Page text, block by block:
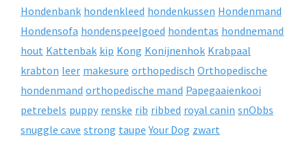
Hondenbank hondenkleed hondenkussen Hondenmand
Hondensofa hondenspeelgoed hondentas hondnemand
hout Kattenbak kip Kong Konijnenhok Krabpaal
krabton leer makesure orthopedisch Orthopedische
hondenmand orthopedische mand Papegaaienkooi
petrebels puppy renske rib ribbed royal canin snObbs
snuggle cave strong taupe Your Dog zwart